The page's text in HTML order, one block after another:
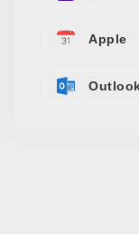
Apple